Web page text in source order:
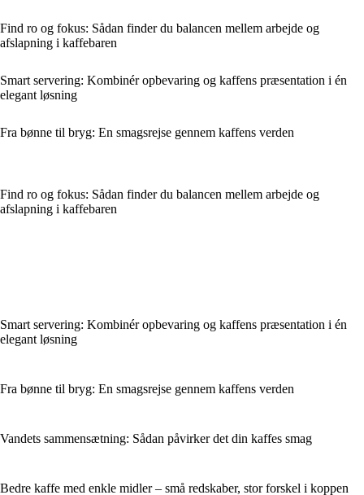
Find ro og fokus: Sådan finder du balancen mellem arbejde og
afslapning i kaffebaren
Smart servering: Kombinér opbevaring og kaffens præsentation i én
elegant løsning
Fra bønne til bryg: En smagsrejse gennem kaffens verden
Find ro og fokus: Sådan finder du balancen mellem arbejde og
afslapning i kaffebaren
Smart servering: Kombinér opbevaring og kaffens præsentation i én
elegant løsning
Fra bønne til bryg: En smagsrejse gennem kaffens verden
Vandets sammensætning: Sådan påvirker det din kaffes smag
Bedre kaffe med enkle midler – små redskaber, stor forskel i koppen